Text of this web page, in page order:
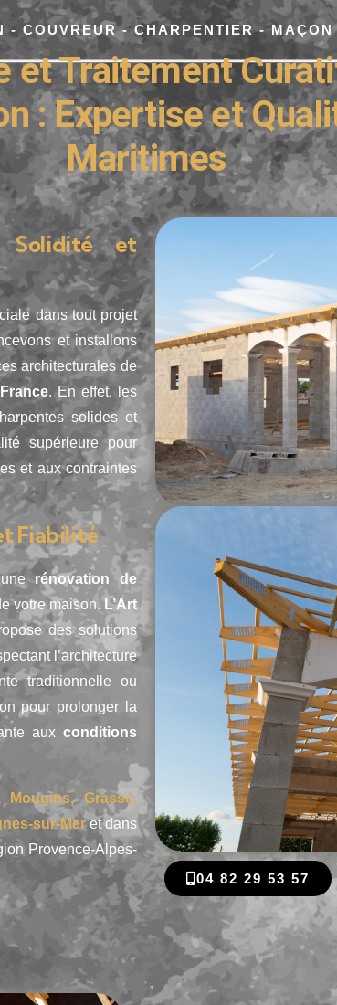
- COUVREUR - CHARPENTIER -
et Traitement
: Expertise et
Maritimes
Solidité et
dans tout projet
et installons
architecturales de
. En effet, les
solides et
supérieure pour
et aux contraintes
Fiabilité
unerénovation de
votre maison.L’Art
des solutions
l’architecture
traditionnelle ou
pour prolonger la
aux conditions
Mougins, Grasse,
sur-Meret dans
Provence-Alpes-
04 82 29 53 57